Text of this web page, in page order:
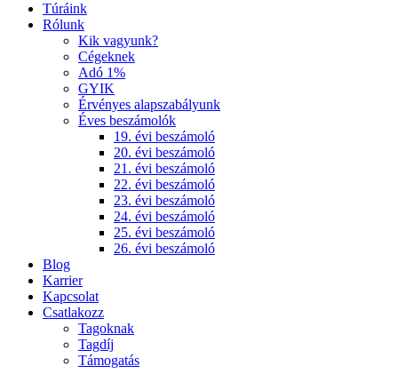
Túráink
Rólunk
Kik vagyunk?
Cégeknek
Adó 1%
GYIK
Érvényes alapszabályunk
Éves beszámolók
19. évi beszámoló
20. évi beszámoló
21. évi beszámoló
22. évi beszámoló
23. évi beszámoló
24. évi beszámoló
25. évi beszámoló
26. évi beszámoló
Blog
Karrier
Kapcsolat
Csatlakozz
Tagoknak
Tagdíj
Támogatás